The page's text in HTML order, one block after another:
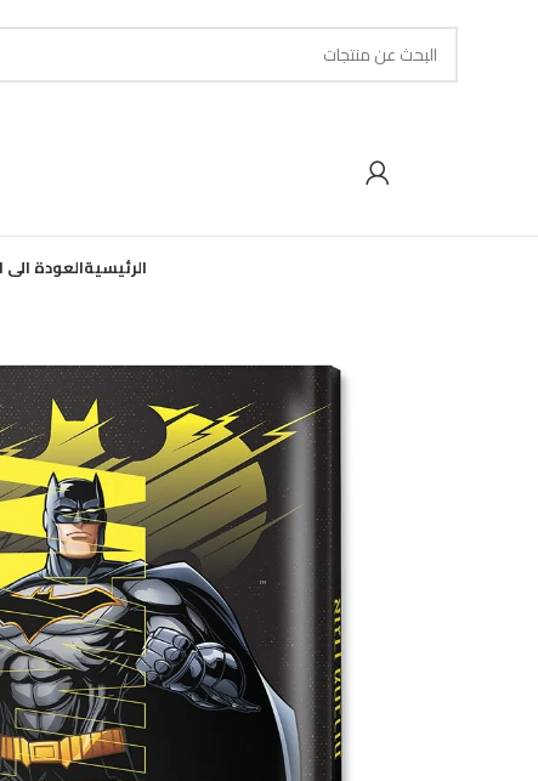
الرئيسيةالعودة